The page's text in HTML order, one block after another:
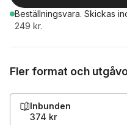
Beställningsvara. Skickas
249 kr.
Fler format och
Inbunden
374 kr